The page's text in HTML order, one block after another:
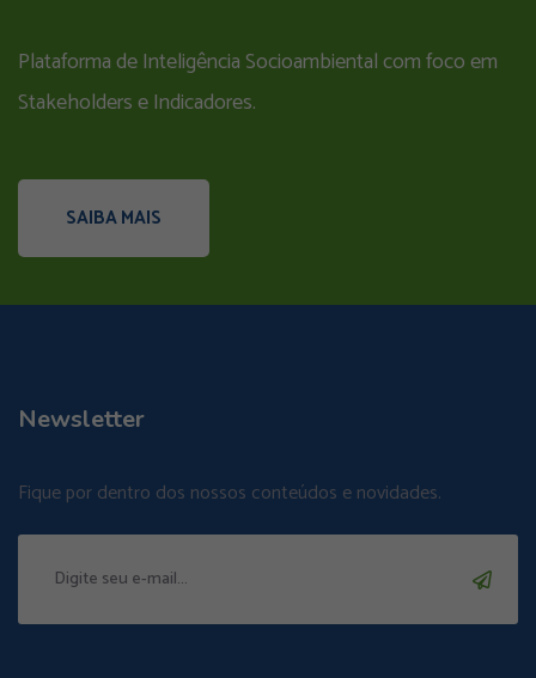
Plataforma de Inteligência Socioambiental com foco em
Stakeholders e Indicadores.
SAIBA MAIS
Newsletter
Fique por dentro dos nossos conteúdos e novidades.